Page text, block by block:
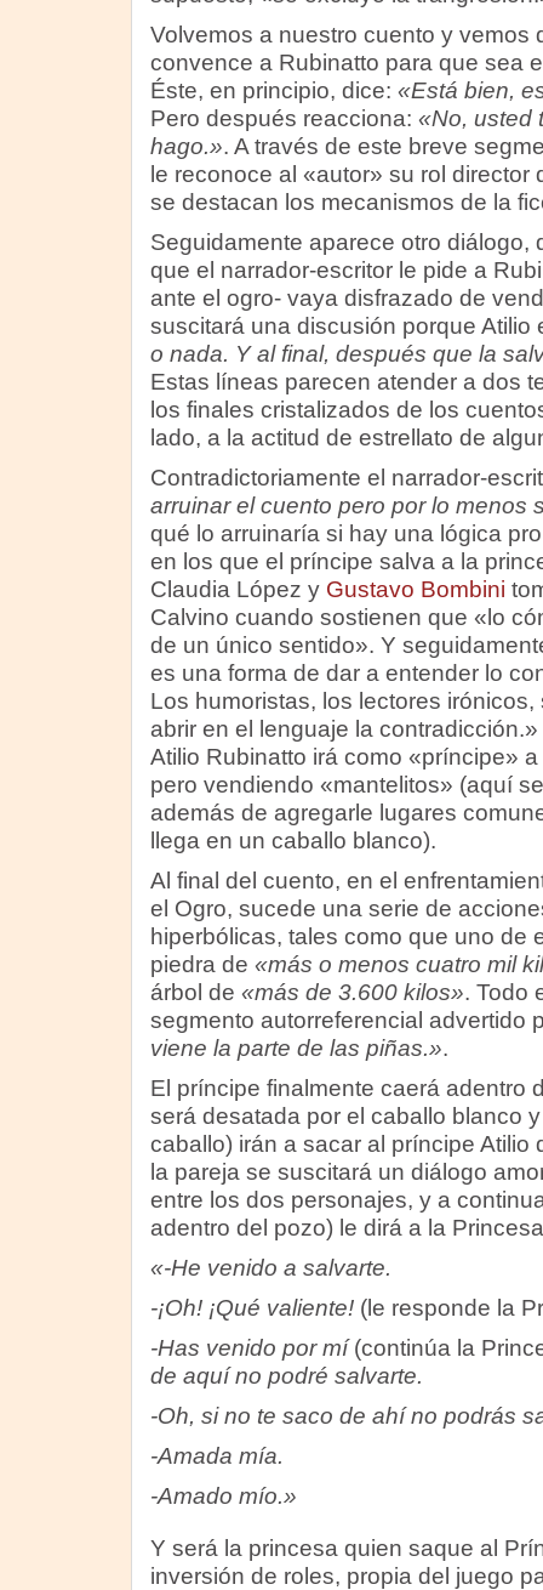
Volvemos a nuestro cuento y vemos
convence a Rubinatto para que sea
Éste, en principio, dice: «Está bien,
Pero después reacciona: «No, usted
hago.». A través de este breve
le reconoce al «autor» su rol director
se destacan los mecanismos de la
Seguidamente aparece otro diálogo,
que el narrador-escritor le pide a
ante el ogro- vaya disfrazado de
suscitará una discusión porque Atilio
o nada. Y al final, después que la
Estas líneas parecen atender a dos
los finales cristalizados de los
lado, a la actitud de estrellato de
Contradictoriamente el narrador-
arruinar el cuento pero por lo menos
qué lo arruinaría si hay una lógica
en los que el príncipe salva a la
Claudia López y Gustavo Bombini
Calvino cuando sostienen que «lo
de un único sentido». Y
es una forma de dar a entender lo
Los humoristas, los lectores
abrir en el lenguaje la contradicción.»
Atilio Rubinatto irá como «príncipe»
pero vendiendo «mantelitos» (aquí
además de agregarle lugares
llega en un caballo blanco).
Al final del cuento, en el
el Ogro, sucede una serie de
hiperbólicas, tales como que uno de
piedra de «más o menos cuatro mil
árbol de «más de 3.600 kilos». Todo
segmento autorreferencial advertido
viene la parte de las piñas.».
El príncipe finalmente caerá adentro
será desatada por el caballo blanco
caballo) irán a sacar al príncipe Atilio
la pareja se suscitará un diálogo
entre los dos personajes, y a
adentro del pozo) le dirá a la
«-He venido a salvarte.
-¡Oh! ¡Qué valiente! (le responde la
-Has venido por mí(continúa la
de aquí no podré salvarte.
-Oh, si no te saco de ahí no podrás
-Amada mía.
-Amado mío.»
Y será la princesa quien saque al
inversión de roles, propia del juego